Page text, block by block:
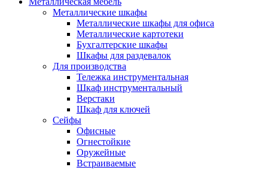
Металлические шкафы
Металлические шкафы для офиса
Металлические картотеки
Бухгалтерские шкафы
Шкафы для раздевалок
Для производства
Тележка инструментальная
Шкаф инструментальный
Верстаки
Шкаф для ключей
Сейфы
Офисные
Огнестойкие
Оружейные
Встраиваемые